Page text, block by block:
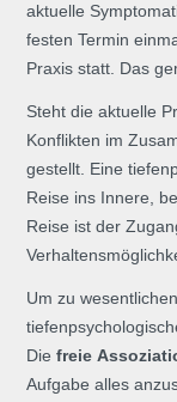
aktuelle
festen Termin
Praxis statt. Das
Steht die aktuelle
Konflikten im
gestellt. Eine
Reise ins Innere,
Reise ist der
Um zu
Diefreie
Aufgabe alles